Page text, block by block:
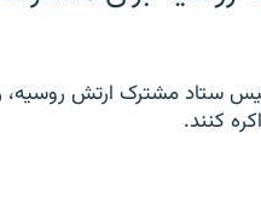
ستاد مشترک ارتش روسیه،
کنند.